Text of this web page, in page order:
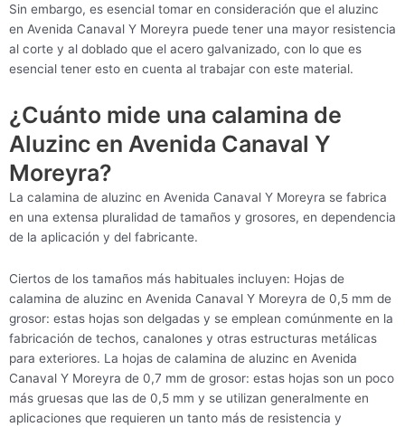
Sin embargo, es esencial tomar en consideración que el aluzinc
en Avenida Canaval Y Moreyra puede tener una mayor resistencia
al corte y al doblado que el acero galvanizado, con lo que es
esencial tener esto en cuenta al trabajar con este material.
¿Cuánto mide una calamina de
Aluzinc en Avenida Canaval Y
Moreyra?
La calamina de aluzinc en Avenida Canaval Y Moreyra se fabrica
en una extensa pluralidad de tamaños y grosores, en dependencia
de la aplicación y del fabricante.
Ciertos de los tamaños más habituales incluyen: Hojas de
calamina de aluzinc en Avenida Canaval Y Moreyra de 0,5 mm de
grosor: estas hojas son delgadas y se emplean comúnmente en la
fabricación de techos, canalones y otras estructuras metálicas
para exteriores. La hojas de calamina de aluzinc en Avenida
Canaval Y Moreyra de 0,7 mm de grosor: estas hojas son un poco
más gruesas que las de 0,5 mm y se utilizan generalmente en
aplicaciones que requieren un tanto más de resistencia y